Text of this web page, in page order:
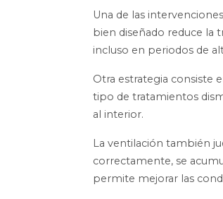
Una de las
bien diseñado reduce la
incluso en periodos de
Otra estrategia consiste
tipo de tratamientos
al interior.
La ventilación también
correctamente, se
permite mejorar las